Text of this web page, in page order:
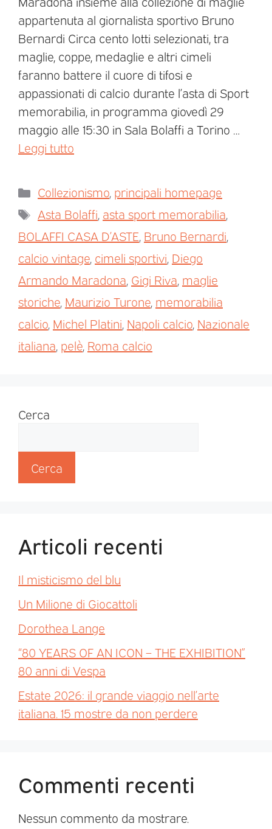
appartenuta al giornalista sportivo Bruno
Bernardi Circa cento lotti selezionati, tra
maglie, coppe, medaglie e altri cimeli
faranno battere il cuore di tifosi e
appassionati di calcio durante l’asta di Sport
memorabilia, in programma giovedì 29
maggio alle 15:30 in Sala Bolaffi a Torino …
Leggi tutto
Collezionismo principali homepage
Asta Bolaffi asta sport memorabilia
BOLAFFI CASA D’ASTE Bruno Bernardi
calcio vintage cimeli sportivi Diego
Armando Maradona Gigi Riva maglie
storiche Maurizio Turone memorabilia
calcio Michel Platini Napoli calcio Nazionale
italiana pelè Roma calcio
Cerca
Cerca
Articoli recenti
Il misticismo del blu
Un Milione di Giocattoli
Dorothea Lange
“80 YEARS OF AN ICON – THE EXHIBITION”
80 anni di Vespa
Estate 2026: il grande viaggio nell’arte
italiana. 15 mostre da non perdere
Commenti recenti
Nessun commento da mostrare.